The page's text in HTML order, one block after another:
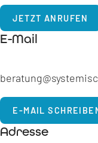
JETZT ANRUFEN
E-Mail
E-MAIL
Adresse